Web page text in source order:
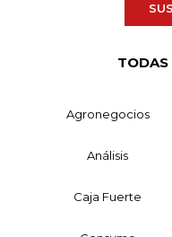
TODAS
Agronegocios
Análisis
Caja Fuerte